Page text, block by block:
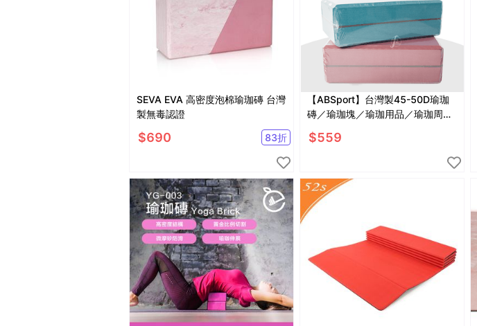
SEVA EVA 高密度泡棉瑜珈磚 台灣
製無毒認證
$690 83折
【ABSport】台灣製45-50D瑜珈
磚／瑜珈塊／瑜珈用品／瑜珈周邊
$559